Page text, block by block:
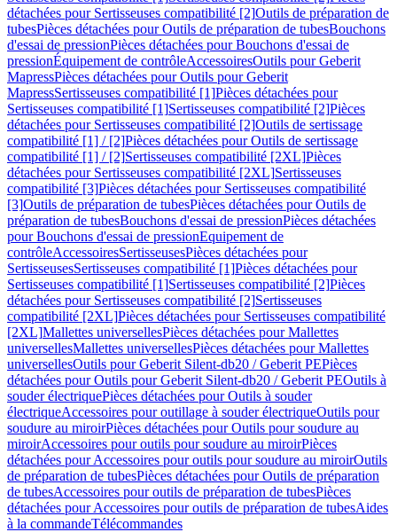
détachées pour Sertisseuses compatibilité [2]Outils de préparation de
tubesPièces détachées pour Outils de préparation de tubesBouchons
d'essai de pressionPièces détachées pour Bouchons d'essai de
pressionÉquipement de contrôleAccessoiresOutils pour Geberit
MapressPièces détachées pour Outils pour Geberit
MapressSertisseuses compatibilité [1]Pièces détachées pour
Sertisseuses compatibilité [1]Sertisseuses compatibilité [2]Pièces
détachées pour Sertisseuses compatibilité [2]Outils de sertissage
compatibilité [1] / [2]Pièces détachées pour Outils de sertissage
compatibilité [1] / [2]Sertisseuses compatibilité [2XL]Pièces
détachées pour Sertisseuses compatibilité [2XL]Sertisseuses
compatibilité [3]Pièces détachées pour Sertisseuses compatibilité
[3]Outils de préparation de tubesPièces détachées pour Outils de
préparation de tubesBouchons d'essai de pressionPièces détachées
pour Bouchons d'essai de pressionEquipement de
contrôleAccessoiresSertisseusesPièces détachées pour
SertisseusesSertisseuses compatibilité [1]Pièces détachées pour
Sertisseuses compatibilité [1]Sertisseuses compatibilité [2]Pièces
détachées pour Sertisseuses compatibilité [2]Sertisseuses
compatibilité [2XL]Pièces détachées pour Sertisseuses compatibilité
[2XL]Mallettes universellesPièces détachées pour Mallettes
universellesMallettes universellesPièces détachées pour Mallettes
universellesOutils pour Geberit Silent-db20 / Geberit PEPièces
détachées pour Outils pour Geberit Silent-db20 / Geberit PEOutils à
souder électriquePièces détachées pour Outils à souder
électriqueAccessoires pour outillage à souder électriqueOutils pour
soudure au miroirPièces détachées pour Outils pour soudure au
miroirAccessoires pour outils pour soudure au miroirPièces
détachées pour Accessoires pour outils pour soudure au miroirOutils
de préparation de tubesPièces détachées pour Outils de préparation
de tubesAccessoires pour outils de préparation de tubesPièces
détachées pour Accessoires pour outils de préparation de tubesAides
à la commandeTélécommandes